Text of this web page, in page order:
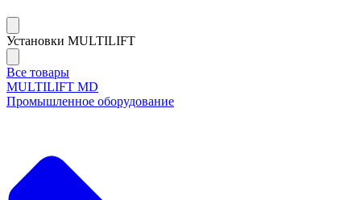
Установки MULTILIFT
Все товары
MULTILIFT MD
Промышленное оборудование